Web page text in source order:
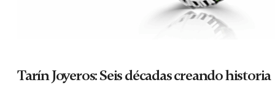
Tarín Joyeros: Seis décadas creando historia